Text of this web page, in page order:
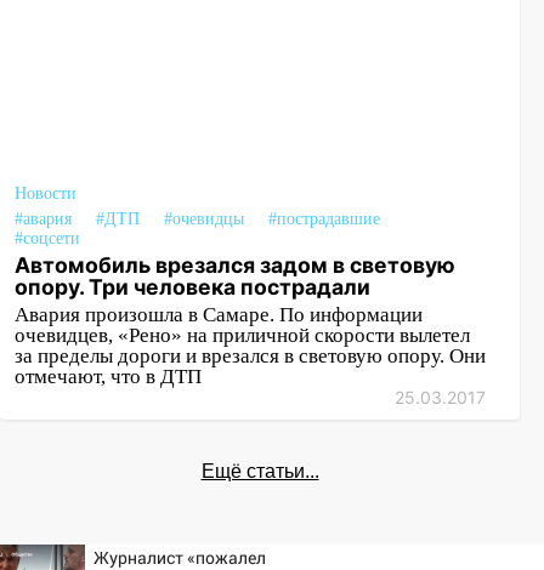
Новости
#авария
#ДТП #очевидцы
#пострадавшие
#соцсети
Автомобиль врезался задом в световую
опору. Три человека пострадали
Авария произошла в Самаре. По информации
очевидцев, «Рено» на приличной скорости вылетел
за пределы дороги и врезался в световую опору. Они
отмечают, что в ДТП
25.03.2017
Ещё статьи...
Журналист «пожалел